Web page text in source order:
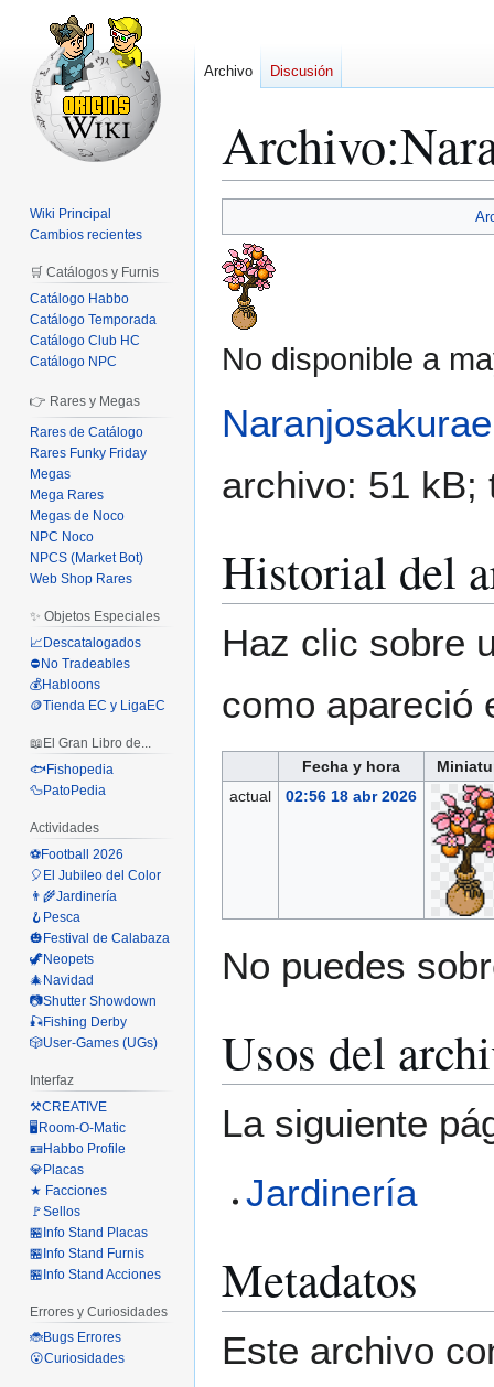
Archivo:
a
la
navegación
a
la
búsqueda
No disponible a
archivo: 51
Historial del
Haz clic sobre
como apareció
Fecha y hora
actual
02:56 18 abr 2026
No puedes
Usos del
La siguiente
Jardinería
Metadatos
Este archivo
Archivo Discusión
Wiki Principal
Cambios recientes
🛒 Catálogos y Furnis
Catálogo Habbo
Catálogo Temporada
Catálogo Club HC
Catálogo NPC
👉 Rares y Megas
Rares de Catálogo
Rares Funky Friday
Megas
Mega Rares
Megas de Noco
NPC Noco
NPCS (Market Bot)
Web Shop Rares
✨ Objetos Especiales
📈Descatalogados
⛔No Tradeables
💰Habloons
🪙Tienda EC y LigaEC
📖El Gran Libro de...
🐟Fishopedia
🦆PatoPedia
Actividades
⚽Football 2026
🎈El Jubileo del Color
👨‍🌾Jardinería
🪝Pesca
🎃Festival de Calabaza
🦖Neopets
🎄Navidad
📷Shutter Showdown
🎣Fishing Derby
🎲User-Games (UGs)
Interfaz
⚒️CREATIVE
🖥️Room-O-Matic
🪪Habbo Profile
💎Placas
★ Facciones
🚩Sellos
🏪Info Stand Placas
🏪Info Stand Furnis
🏪Info Stand Acciones
Errores y Curiosidades
🐞Bugs Errores
😮Curiosidades